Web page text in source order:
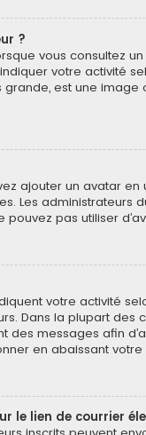
?
vous consultez
votre activité
est une
ajouter un avatar
Les
pas utiliser
votre activité
Dans la plupart
messages afin
en abaissant
le lien de courrier